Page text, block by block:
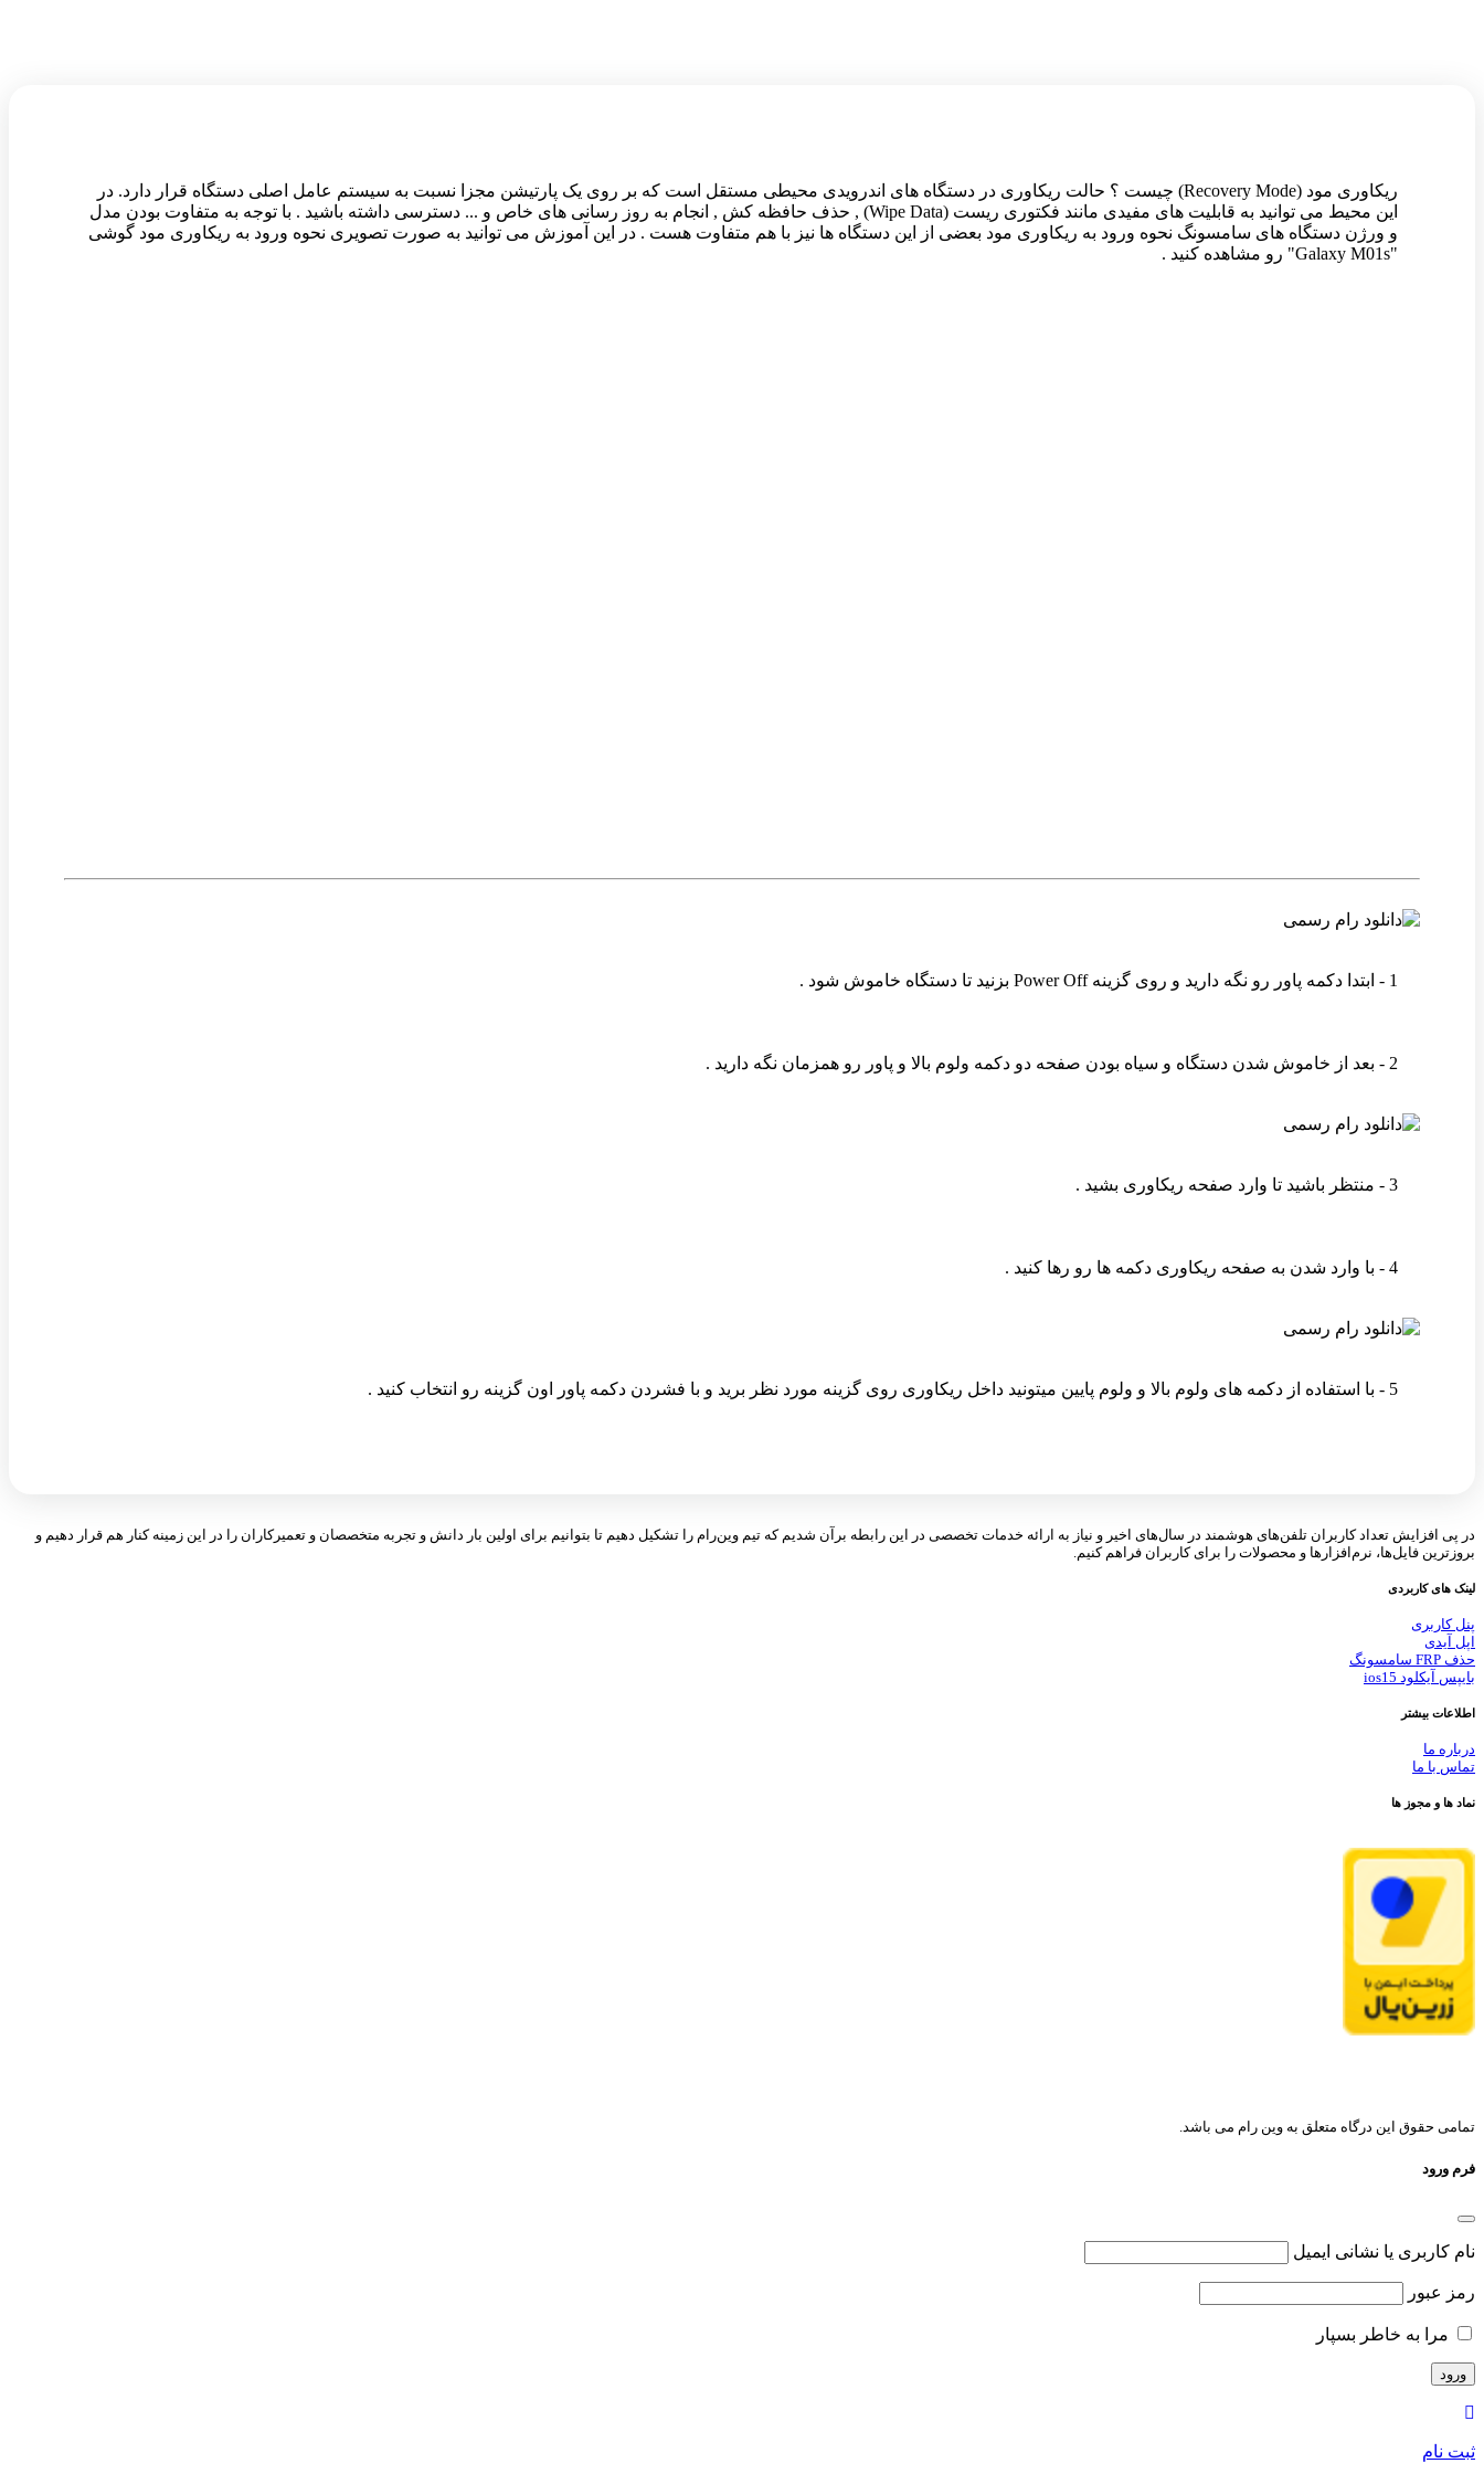
ریکاوری مود (Recovery Mode) چیست ؟ حالت ریکاوری در دستگاه های اندرویدی محیطی مستقل است که بر روی یک پارتیشن مجزا نسبت به سیستم عامل اصلی دستگاه قرار دارد. در
این محیط می توانید به قابلیت های مفیدی مانند فکتوری ریست (Wipe Data) , حذف حافظه کش , انجام به روز رسانی های خاص و ... دسترسی داشته باشید . با توجه به متفاوت بودن مدل
و ورژن دستگاه های سامسونگ نحوه ورود به ریکاوری مود بعضی از این دستگاه ها نیز با هم متفاوت هست . در این آموزش می توانید به صورت تصویری نحوه ورود به ریکاوری مود گوشی
"Galaxy M01s" رو مشاهده کنید .
1 - ابتدا دکمه پاور رو نگه دارید و روی گزینه Power Off بزنید تا دستگاه خاموش شود .
2 - بعد از خاموش شدن دستگاه و سیاه بودن صفحه دو دکمه ولوم بالا و پاور رو همزمان نگه دارید .
3 - منتظر باشید تا وارد صفحه ریکاوری بشید .
4 - با وارد شدن به صفحه ریکاوری دکمه ها رو رها کنید .
5 - با استفاده از دکمه های ولوم بالا و ولوم پایین میتونید داخل ریکاوری روی گزینه مورد نظر برید و با فشردن دکمه پاور اون گزینه رو انتخاب کنید .
در پی افزایش تعداد کاربران تلفن‌های هوشمند در سال‌های اخیر و نیاز به ارائه خدمات تخصصی در این رابطه برآن شدیم که تیم وین‌رام را تشکیل دهیم تا بتوانیم برای اولین بار دانش و تجربه متخصصان و تعمیرکاران را در این زمینه کنار هم قرار دهیم و
بروزترین فایل‌ها، نرم‌افزارها و محصولات را برای کاربران فراهم کنیم.
لینک های کاربردی
پنل کاربری
اپل آیدی
حذف FRP سامسونگ
بایپس آیکلود ios15
اطلاعات بیشتر
درباره ما
تماس با ما
نماد ها و مجوز ها
تمامی حقوق این درگاه متعلق به وین رام می باشد.
فرم ورود
نام کاربری یا نشانی ایمیل
رمز عبور
مرا به خاطر بسپار
ثبت نام